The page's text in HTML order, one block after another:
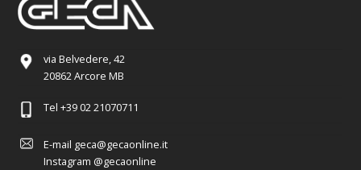
via Belvedere, 42
20862 Arcore MB
Tel +39 02 21070711
E-mail geca@gecaonline.it
Instagram @gecaonline